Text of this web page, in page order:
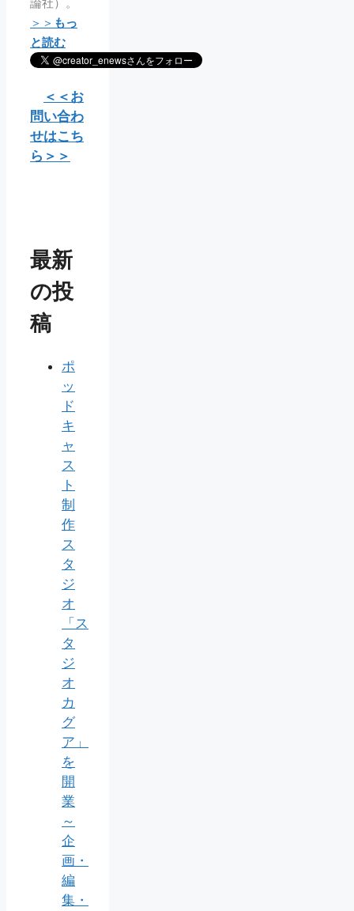
＞＞ もっ
と読む
＜＜お
問い合わ
せはこち
ら＞＞
最新
の投
稿
ポ
ッ
ド
キ
ャ
ス
ト
制
作
ス
タ
ジ
オ
「ス
タ
ジ
オ
カ
グ
ア」
を
開
業
～
企
画・
編
集・